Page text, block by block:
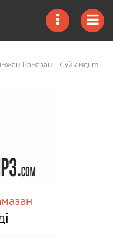
Рамазан - Сүйкімді mp3 скачать